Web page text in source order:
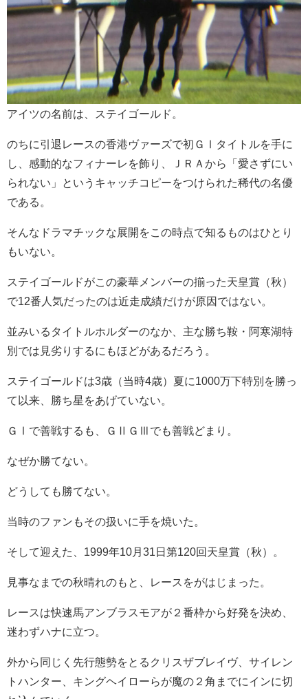
アイツの名前は、ステイゴールド。
のちに引退レースの香港ヴァーズで初ＧⅠタイトルを手に
し、感動的なフィナーレを飾り、ＪＲＡから「愛さずにい
られない」というキャッチコピーをつけられた稀代の名優
である。
そんなドラマチックな展開をこの時点で知るものはひとり
もいない。
ステイゴールドがこの豪華メンバーの揃った天皇賞（秋）
で12番人気だったのは近走成績だけが原因ではない。
並みいるタイトルホルダーのなか、主な勝ち鞍・阿寒湖特
別では見劣りするにもほどがあるだろう。
ステイゴールドは3歳（当時4歳）夏に1000万下特別を勝っ
て以来、勝ち星をあげていない。
ＧⅠで善戦するも、ＧⅡＧⅢでも善戦どまり。
なぜか勝てない。
どうしても勝てない。
当時のファンもその扱いに手を焼いた。
そして迎えた、1999年10月31日第120回天皇賞（秋）。
見事なまでの秋晴れのもと、レースをがはじまった。
レースは快速馬アンブラスモアが２番枠から好発を決め、
迷わずハナに立つ。
外から同じく先行態勢をとるクリスザブレイヴ、サイレン
トハンター、キングヘイローらが魔の２角までにインに切